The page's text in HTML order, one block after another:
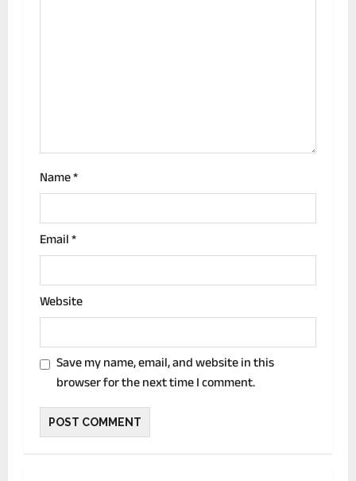
n
Name*
Email*
Website
Save my name, email, and website in this
browser for the next time I comment.